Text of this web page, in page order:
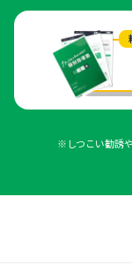
※しつこい勧誘